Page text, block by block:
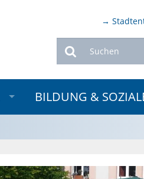
→
Suchen
BILDUNG &